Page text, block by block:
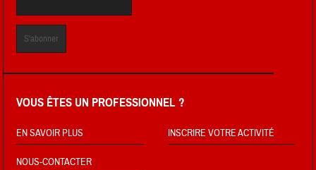
VOUS ÊTES UN PROFESSIONNEL ?
EN SAVOIR PLUS INSCRIRE VOTRE ACTIVITÉ
NOUS-CONTACTER